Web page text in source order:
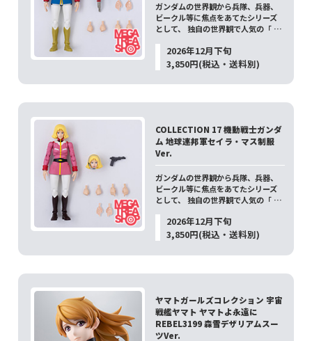
ガンダムの世界観から兵隊、兵器、
ビークル等に焦点をあてたシリーズ
として、 独自の世界観で人気の「 …
2026年12月下旬
3,850円(税込・送料別)
COLLECTION 17 機動戦士ガンダ
ム 地球連邦軍セイラ・マス制服
Ver.
ガンダムの世界観から兵隊、兵器、
ビークル等に焦点をあてたシリーズ
として、 独自の世界観で人気の「 …
2026年12月下旬
3,850円(税込・送料別)
ヤマトガールズコレクション 宇宙
戦艦ヤマト ヤマトよ永遠に
REBEL3199 森雪デザリアムスー
ツVer.